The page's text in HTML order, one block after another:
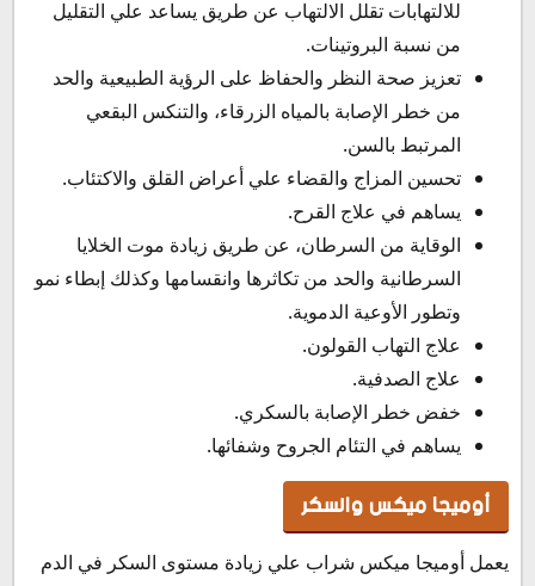
للالتهابات تقلل الالتهاب عن طريق يساعد علي التقليل
من نسبة البروتينات.
تعزيز صحة النظر والحفاظ على الرؤية الطبيعية والحد
من خطر الإصابة بالمياه الزرقاء، والتنكس البقعي
المرتبط بالسن.
تحسين المزاج والقضاء علي أعراض القلق والاكتئاب.
يساهم في علاج القرح.
الوقاية من السرطان، عن طريق زيادة موت الخلايا
السرطانية والحد من تكاثرها وانقسامها وكذلك إبطاء نمو
وتطور الأوعية الدموية.
علاج التهاب القولون.
علاج الصدفية.
خفض خطر الإصابة بالسكري.
يساهم في التئام الجروح وشفائها.
أوميجا ميكس والسكر
يعمل أوميجا ميكس شراب علي زيادة مستوى السكر في الدم